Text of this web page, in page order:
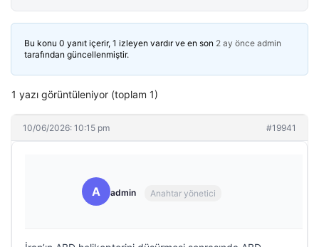
Bu konu 0 yanıt içerir, 1 izleyen vardır ve en son 2 ay önce admin
tarafından güncellenmiştir.
1 yazı görüntüleniyor (toplam 1)
10/06/2026: 10:15 pm #19941
A admin Anahtar yönetici